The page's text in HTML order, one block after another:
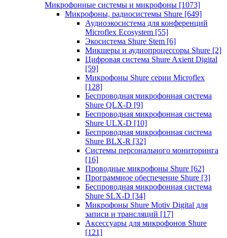
Микрофонные системы и микрофоны [1073]
Микрофоны, радиосистемы Shure [649]
Аудиоэкосистема для конференций
Microflex Ecosystem [55]
Экосистема Shure Stem [6]
Микшеры и аудиопроцессоры Shure [2]
Цифровая система Shure Axient Digital
[59]
Микрофоны Shure серии Microflex
[128]
Беспроводная микрофонная система
Shure QLX-D [9]
Беспроводная микрофонная система
Shure ULX-D [10]
Беспроводная микрофонная система
Shure BLX-R [32]
Системы персонального мониторинга
[16]
Проводные микрофоны Shure [62]
Программное обеспечение Shure [3]
Беспроводная микрофонная система
Shure SLX-D [34]
Микрофоны Shure Motiv Digital для
записи и трансляций [17]
Аксессуары для микрофонов Shure
[121]